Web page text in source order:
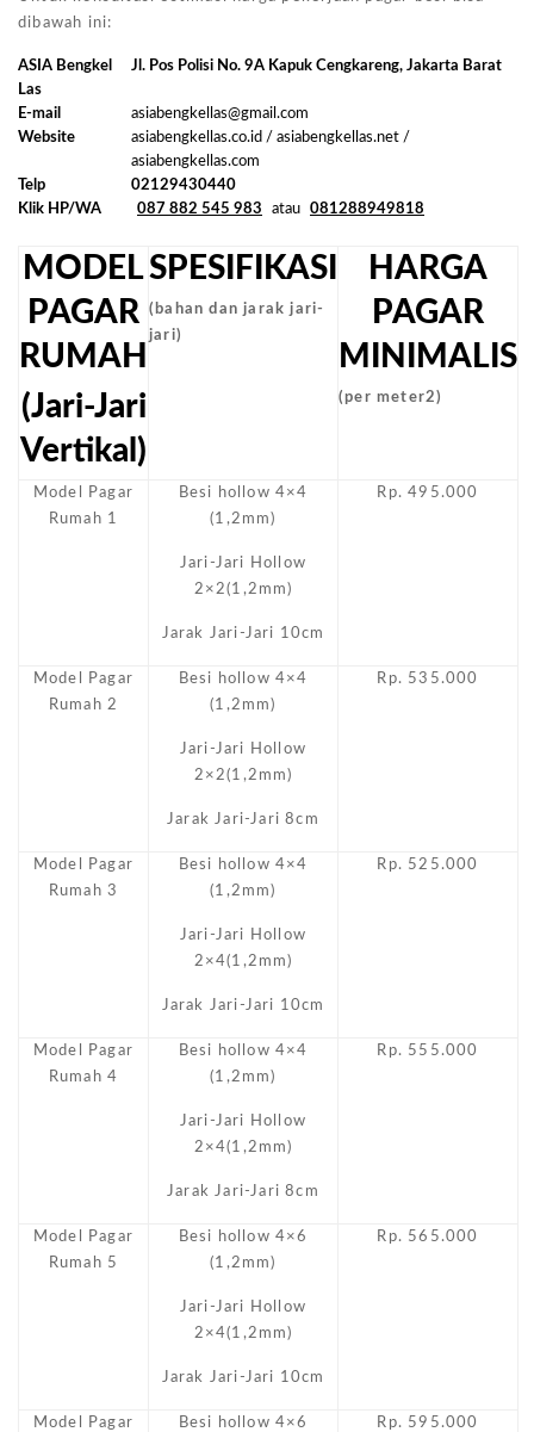
dibawah ini:
ASIA Bengkel
Las
Jl. Pos Polisi No. 9A Kapuk Cengkareng, Jakarta Barat
E-mail
asiabengkellas@gmail.com
Website
asiabengkellas.co.id / asiabengkellas.net /
asiabengkellas.com
Telp
02129430440
Klik HP/WA
087 882 545 983 atau 081288949818
MODEL
PAGAR
RUMAH
(Jari-Jari
Vertikal)
SPESIFIKASI
(bahan dan jarak jari-
jari)
HARGA
PAGAR
MINIMALIS
(per meter2)
Model Pagar
Rumah 1
Besi hollow 4×4
(1,2mm)
Jari-Jari Hollow
2×2(1,2mm)
Jarak Jari-Jari 10cm
Rp. 495.000
Model Pagar
Rumah 2
Besi hollow 4×4
(1,2mm)
Jari-Jari Hollow
2×2(1,2mm)
Jarak Jari-Jari 8cm
Rp. 535.000
Model Pagar
Rumah 3
Besi hollow 4×4
(1,2mm)
Jari-Jari Hollow
2×4(1,2mm)
Jarak Jari-Jari 10cm
Rp. 525.000
Model Pagar
Rumah 4
Besi hollow 4×4
(1,2mm)
Jari-Jari Hollow
2×4(1,2mm)
Jarak Jari-Jari 8cm
Rp. 555.000
Model Pagar
Rumah 5
Besi hollow 4×6
(1,2mm)
Jari-Jari Hollow
2×4(1,2mm)
Jarak Jari-Jari 10cm
Rp. 565.000
Model Pagar
Besi hollow 4×6
Rp. 595.000